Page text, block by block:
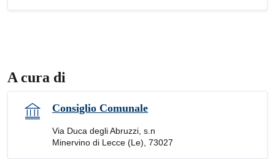
A cura di
Consiglio Comunale
Via Duca degli Abruzzi, s.n
Minervino di Lecce (Le), 73027